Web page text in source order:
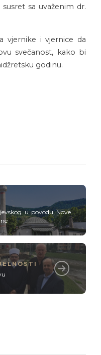
sa uvaženim dr.
vjernike i vjernice da
svečanost, kako bi
godinu.
u povodu Nove